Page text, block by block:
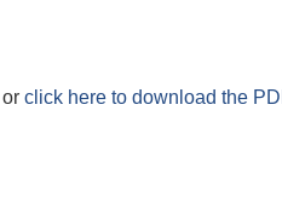
or click here to download the